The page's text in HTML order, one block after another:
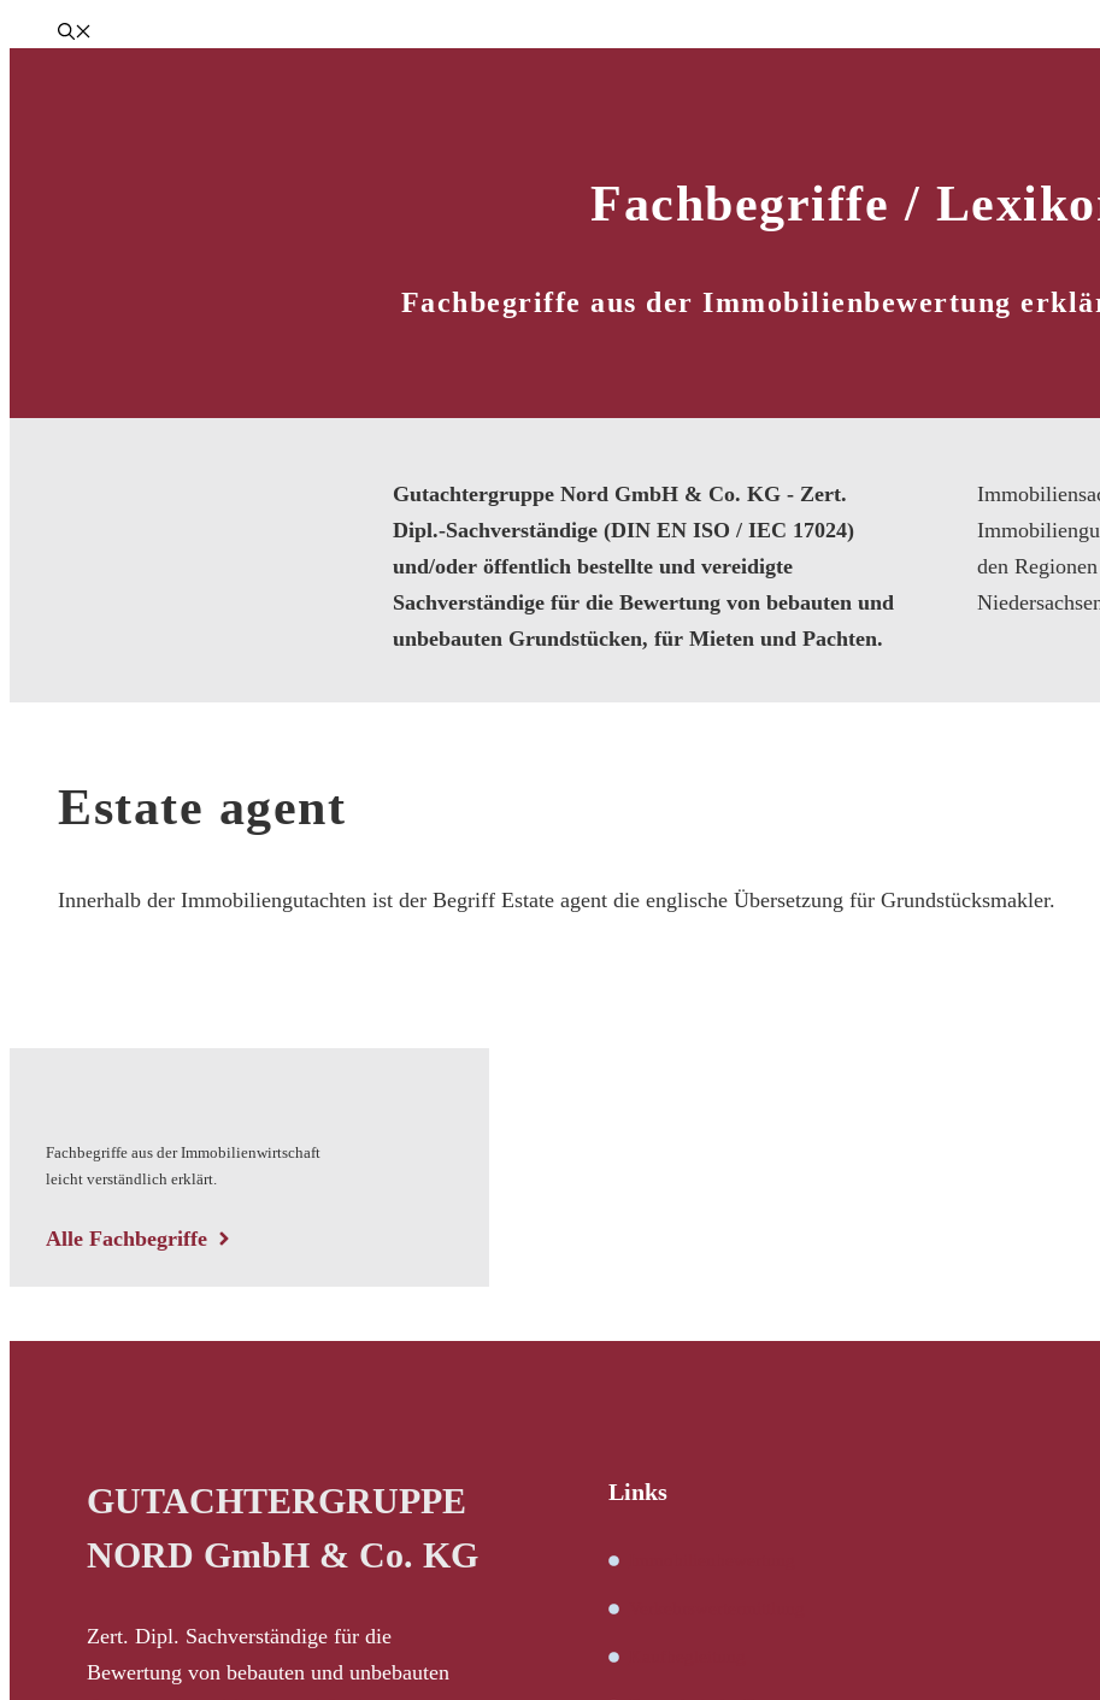
Fachbegriffe /
Fachbegriffe aus der Immobilienbewertung
Gutachtergruppe Nord GmbH & Co. KG - Zert.
Dipl.-Sachverständige (DIN EN ISO / IEC 17024)
und/oder öffentlich bestellte und vereidigte
Sachverständige für die Bewertung von bebauten und
unbebauten Grundstücken, für Mieten und Pachten.
den
Estate agent
Innerhalb der Immobiliengutachten ist der Begriff Estate agent die englische Übersetzung für Grundstücksmakler.
Fachbegriffe aus der Immobilienwirtschaft
leicht verständlich erklärt.
Alle Fachbegriffe
GUTACHTERGRUPPE
NORD GmbH & Co. KG
Zert. Dipl. Sachverständige für die
Bewertung von bebauten und unbebauten
Links